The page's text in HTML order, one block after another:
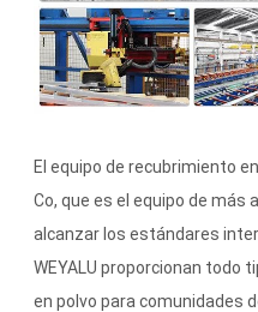
El equipo de recubrimiento
Co, que es el equipo de más
alcanzar los estándares
WEYALU proporcionan todo
en polvo para comunidades